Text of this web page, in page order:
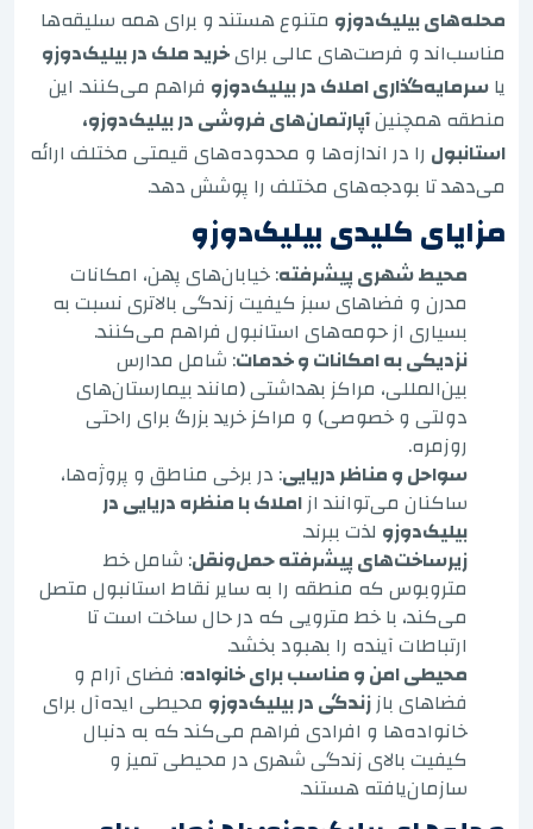
محله‌های بیلیک‌دوزو متنوع هستند و برای همه سلیقه‌ها
مناسب‌اند و فرصت‌های عالی برایخرید ملک در بیلیک‌دوزو
یاسرمایه‌گذاری املاک در بیلیک‌دوزو فراهم می‌کنند. این
منطقه همچنینآپارتمان‌های فروشی در بیلیک‌دوزو،
استانبول را در اندازه‌ها و محدوده‌های قیمتی مختلف ارائه
می‌دهد تا بودجه‌های مختلف را پوشش دهد.
مزایای کلیدی بیلیک‌دوزو
محیط شهری پیشرفته: خیابان‌های پهن، امکانات
مدرن و فضاهای سبز کیفیت زندگی بالاتری نسبت به
بسیاری از حومه‌های استانبول فراهم می‌کنند.
نزدیکی به امکانات و خدمات: شامل مدارس
بین‌المللی، مراکز بهداشتی (مانند بیمارستان‌های
دولتی و خصوصی) و مراکز خرید بزرگ برای راحتی
روزمره.
سواحل و مناظر دریایی: در برخی مناطق و پروژه‌ها،
ساکنان می‌توانند ازاملاک با منظره دریایی در
بیلیک‌دوزو لذت ببرند.
زیرساخت‌های پیشرفته حمل‌ونقل: شامل خط
متروبوس که منطقه را به سایر نقاط استانبول متصل
می‌کند، با خط مترویی که در حال ساخت است تا
ارتباطات آینده را بهبود بخشد.
محیطی امن و مناسب برای خانواده: فضای آرام و
فضاهای باززندگی در بیلیک‌دوزو محیطی ایده‌آل برای
خانواده‌ها و افرادی فراهم می‌کند که به دنبال
کیفیت بالای زندگی شهری در محیطی تمیز و
سازمان‌یافته هستند.